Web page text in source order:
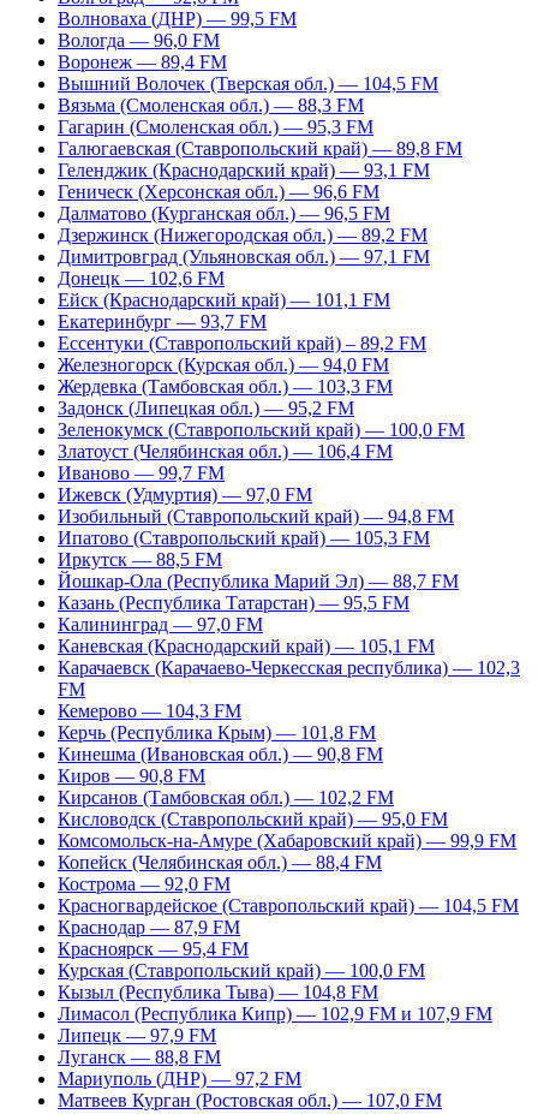
Волноваха (ДНР) — 99,5 FM
Вологда — 96,0 FM
Воронеж — 89,4 FM
Вышний Волочек (Тверская обл.) — 104,5 FM
Вязьма (Смоленская обл.) — 88,3 FM
Гагарин (Смоленская обл.) — 95,3 FM
Галюгаевская (Ставропольский край) — 89,8 FM
Геленджик (Краснодарский край) — 93,1 FM
Геническ (Херсонская обл.) — 96,6 FM
Далматово (Курганская обл.) — 96,5 FM
Дзержинск (Нижегородская обл.) — 89,2 FM
Димитровград (Ульяновская обл.) — 97,1 FM
Донецк — 102,6 FM
Ейск (Краснодарский край) — 101,1 FM
Екатеринбург — 93,7 FM
Ессентуки (Ставропольский край) – 89,2 FM
Железногорск (Курская обл.) — 94,0 FM
Жердевка (Тамбовская обл.) — 103,3 FM
Задонск (Липецкая обл.) — 95,2 FM
Зеленокумск (Ставропольский край) — 100,0 FM
Златоуст (Челябинская обл.) — 106,4 FM
Иваново — 99,7 FM
Ижевск (Удмуртия) — 97,0 FM
Изобильный (Ставропольский край) — 94,8 FM
Ипатово (Ставропольский край) — 105,3 FM
Иркутск — 88,5 FM
Йошкар-Ола (Республика Марий Эл) — 88,7 FM
Казань (Республика Татарстан) — 95,5 FM
Калининград — 97,0 FM
Каневская (Краснодарский край) — 105,1 FM
Карачаевск (Карачаево-Черкесская республика) — 102,3
FM
Кемерово — 104,3 FM
Керчь (Республика Крым) — 101,8 FM
Кинешма (Ивановская обл.) — 90,8 FM
Киров — 90,8 FM
Кирсанов (Тамбовская обл.) — 102,2 FM
Кисловодск (Ставропольский край) — 95,0 FM
Комсомольск-на-Амуре (Хабаровский край) — 99,9 FM
Копейск (Челябинская обл.) — 88,4 FM
Кострома — 92,0 FM
Красногвардейское (Ставропольский край) — 104,5 FM
Краснодар — 87,9 FM
Красноярск — 95,4 FM
Курская (Ставропольский край) — 100,0 FM
Кызыл (Республика Тыва) — 104,8 FM
Лимасол (Республика Кипр) — 102,9 FM и 107,9 FM
Липецк — 97,9 FM
Луганск — 88,8 FM
Мариуполь (ДНР) — 97,2 FM
Матвеев Курган (Ростовская обл.) — 107,0 FM